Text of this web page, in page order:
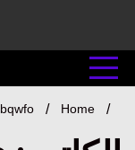
Home
bqwfo